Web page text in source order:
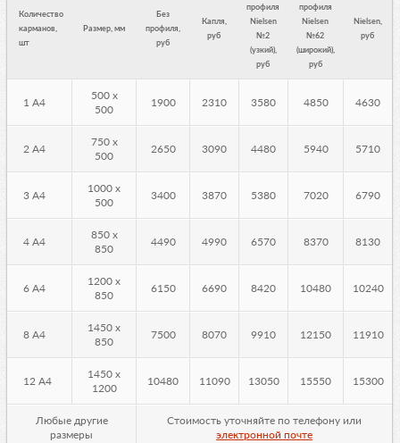
Количество
карманов,
шт
Размер, мм
Без
профиля,
руб
Капля,
руб
профиля
Nielsen
№2
(узкий),
руб
профиля
Nielsen
№62
(широкий),
руб
Nielsen,
руб
1 А4
500 х
500
1900 2310 3580 4850 4630
2 А4
750 х
500
2650 3090 4480 5940 5710
3 А4
1000 х
500
3400 3870 5380 7020 6790
4 А4
850 х
850
4490 4990 6570 8370 8130
6 А4
1200 х
850
6150 6690 8420 10480 10240
8 А4
1450 х
850
7500 8070 9910 12150 11910
12 А4
1450 х
1200
10480 11090 13050 15550 15300
Любые другие
размеры
Стоимость уточняйте по телефону или
электронной почте